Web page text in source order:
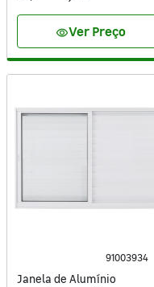
visibilityVer Preço
91003934
Janela de Alumínio